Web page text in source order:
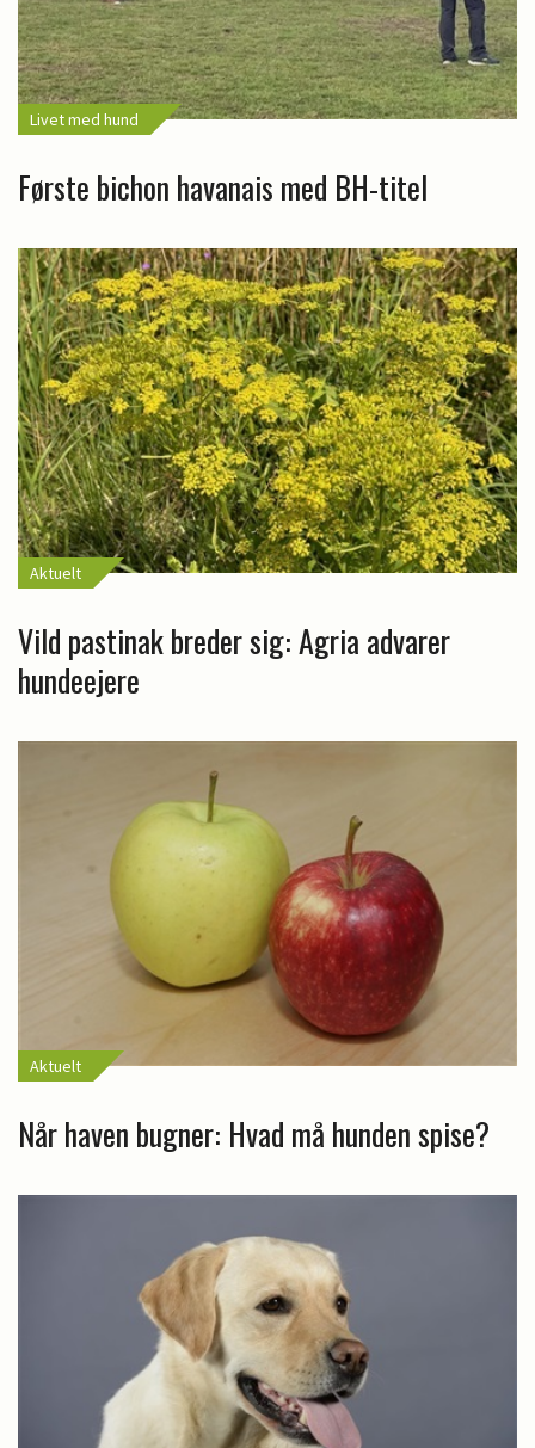
Livet med hund
Første bichon havanais med BH-titel
Aktuelt
Vild pastinak breder sig: Agria advarer
hundeejere
Aktuelt
Når haven bugner: Hvad må hunden spise?